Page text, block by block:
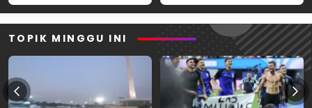
TOPIK MINGGU INI